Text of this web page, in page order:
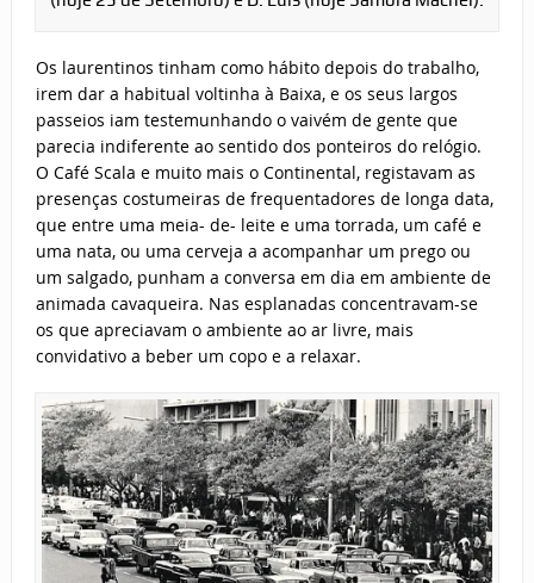
Os laurentinos tinham como hábito depois do trabalho,
irem dar a habitual voltinha à Baixa, e os seus largos
passeios iam testemunhando o vaivém de gente que
parecia indiferente ao sentido dos ponteiros do relógio.
O Café Scala e muito mais o Continental, registavam as
presenças costumeiras de frequentadores de longa data,
que entre uma meia- de- leite e uma torrada, um café e
uma nata, ou uma cerveja a acompanhar um prego ou
um salgado, punham a conversa em dia em ambiente de
animada cavaqueira. Nas esplanadas concentravam-se
os que apreciavam o ambiente ao ar livre, mais
convidativo a beber um copo e a relaxar.